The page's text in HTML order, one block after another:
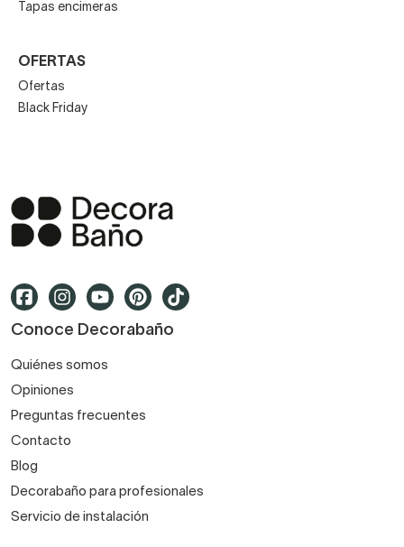
Tapas encimeras
OFERTAS
Ofertas
Black Friday
Conoce Decorabaño
Quiénes somos
Opiniones
Preguntas frecuentes
Contacto
Blog
Decorabaño para profesionales
Servicio de instalación